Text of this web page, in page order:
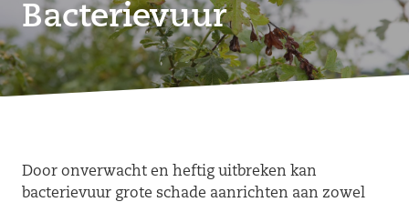
Bacterievuur
Door onverwacht en heftig uitbreken kan
bacterievuur grote schade aanrichten aan zowel